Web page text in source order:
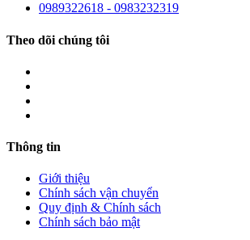
0989322618 - 0983232319
Theo dõi chúng tôi
Thông tin
Giới thiệu
Chính sách vận chuyển
Quy định & Chính sách
Chính sách bảo mật